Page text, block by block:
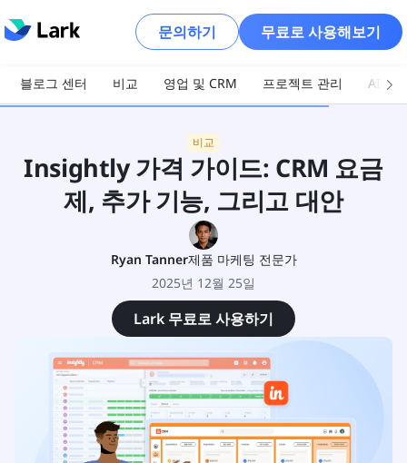
문의하기 무료로 사용해보기
블로그 센터 비교 영업 및 CRM 프로젝트 관리 AI 및
비교
Insightly 가격 가이드: CRM 요금
제, 추가 기능, 그리고 대안
Ryan Tanner제품 마케팅 전문가
2025년 12월 25일
Lark 무료로 사용하기